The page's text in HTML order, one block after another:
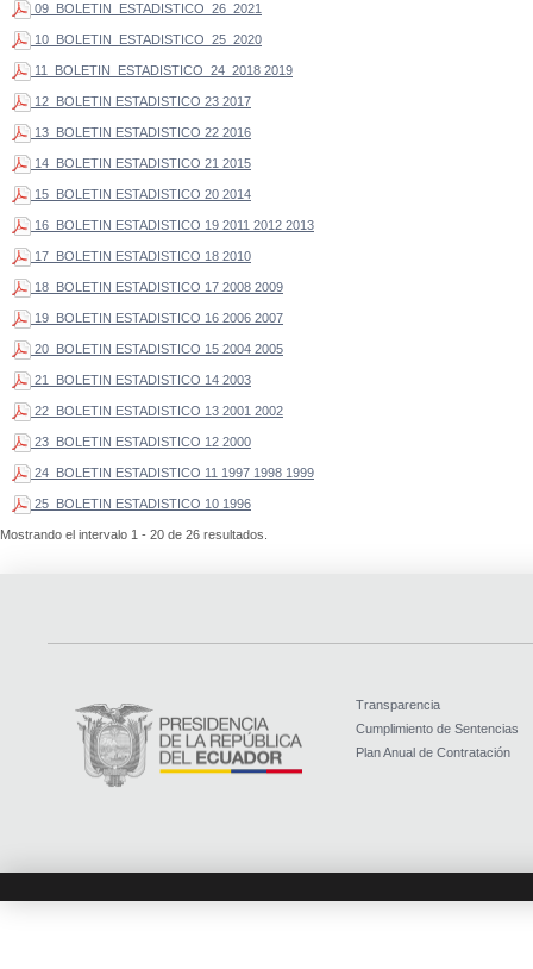
09_BOLETIN_ESTADISTICO_26_2021
10_BOLETIN_ESTADISTICO_25_2020
11_BOLETIN_ESTADISTICO_24_2018 2019
12_BOLETIN ESTADISTICO 23 2017
13_BOLETIN ESTADISTICO 22 2016
14_BOLETIN ESTADISTICO 21 2015
15_BOLETIN ESTADISTICO 20 2014
16_BOLETIN ESTADISTICO 19 2011 2012 2013
17_BOLETIN ESTADISTICO 18 2010
18_BOLETIN ESTADISTICO 17 2008 2009
19_BOLETIN ESTADISTICO 16 2006 2007
20_BOLETIN ESTADISTICO 15 2004 2005
21_BOLETIN ESTADISTICO 14 2003
22_BOLETIN ESTADISTICO 13 2001 2002
23_BOLETIN ESTADISTICO 12 2000
24_BOLETIN ESTADISTICO 11 1997 1998 1999
25_BOLETIN ESTADISTICO 10 1996
Mostrando el intervalo 1 - 20 de 26 resultados.
Transparencia
Cumplimiento de Sentencias
Plan Anual de Contratación